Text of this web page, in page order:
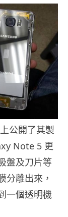
公開了其製
Note 5 更
盤及刀片等
分離出來，
一個透明機